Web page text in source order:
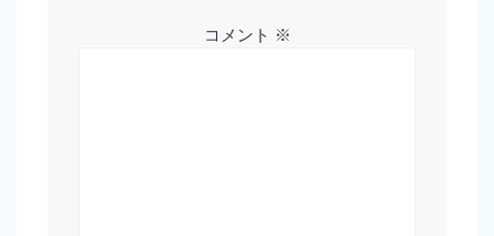
コメント ※